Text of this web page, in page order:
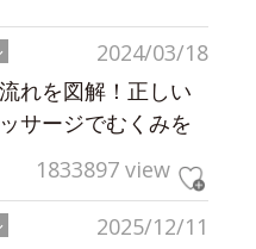
2024/03/18
れを図解！正しい
サージでむくみを
1833897 view
2025/12/11